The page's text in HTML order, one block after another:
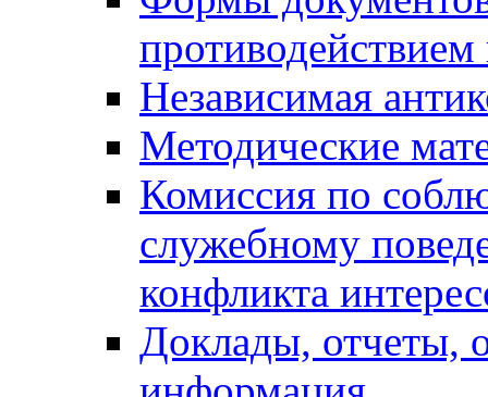
Независимая
Методические
Комиссия по
служебному
конфликта
Доклады, отчеты,